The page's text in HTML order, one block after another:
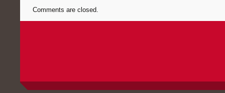
Comments are closed.